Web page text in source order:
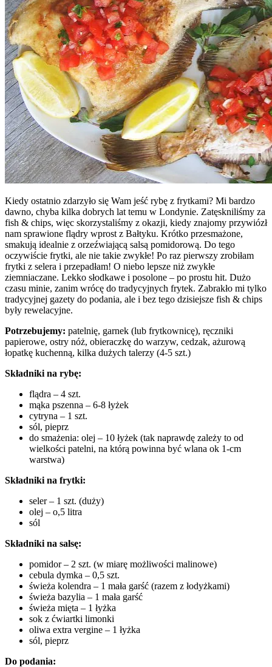
Kiedy ostatnio zdarzyło się Wam jeść rybę z frytkami? Mi bardzo
dawno, chyba kilka dobrych lat temu w Londynie. Zatęskniliśmy za
fish & chips, więc skorzystaliśmy z okazji, kiedy znajomy przywiózł
nam sprawione flądry wprost z Bałtyku. Krótko przesmażone,
smakują idealnie z orzeźwiającą salsą pomidorową. Do tego
oczywiście frytki, ale nie takie zwykłe! Po raz pierwszy zrobiłam
frytki z selera i przepadłam! O niebo lepsze niż zwykłe
ziemniaczane. Lekko słodkawe i posolone – po prostu hit. Dużo
czasu minie, zanim wrócę do tradycyjnych frytek. Zabrakło mi tylko
tradycyjnej gazety do podania, ale i bez tego dzisiejsze fish & chips
były rewelacyjne.
Potrzebujemy: patelnię, garnek (lub frytkownicę), ręczniki
papierowe, ostry nóż, obieraczkę do warzyw, cedzak, ażurową
łopatkę kuchenną, kilka dużych talerzy (4-5 szt.)
Składniki na rybę:
flądra – 4 szt.
mąka pszenna – 6-8 łyżek
cytryna – 1 szt.
sól, pieprz
do smażenia: olej – 10 łyżek (tak naprawdę zależy to od
wielkości patelni, na którą powinna być wlana ok 1-cm
warstwa)
Składniki na frytki:
seler – 1 szt. (duży)
olej – o,5 litra
sól
Składniki na salsę:
pomidor – 2 szt. (w miarę możliwości malinowe)
cebula dymka – 0,5 szt.
świeża kolendra – 1 mała garść (razem z łodyżkami)
świeża bazylia – 1 mała garść
świeża mięta – 1 łyżka
sok z ćwiartki limonki
oliwa extra vergine – 1 łyżka
sól, pieprz
Do podania: